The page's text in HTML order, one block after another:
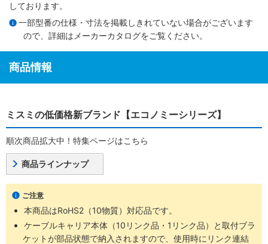
しております。
一部型番の仕様・寸法を掲載しきれていない場合がございます
ので、詳細は メーカーカタログをご覧ください。
商品情報
ミスミの低価格新ブランド【エコノミーシリーズ】
順次商品拡大中！特集ページはこちら
商品ラインナップ
ご注意
本商品はRoHS2（10物質）対応品です。
ケーブルキャリア本体（10リンク品・1リンク品）と取付ブラ
ケットが部品状態で納入されますので、使用時にリンク連結